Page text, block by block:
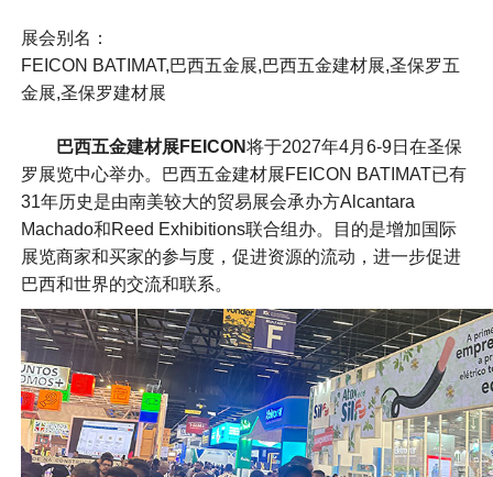
展会别名：
FEICON BATIMAT,巴西五金展,巴西五金建材展,圣保罗五
金展,圣保罗建材展
巴西五金建材展FEICON将于2027年4月6-9日在圣保
罗展览中心举办。巴西五金建材展FEICON BATIMAT已有
31年历史是由南美较大的贸易展会承办方Alcantara
Machado和Reed Exhibitions联合组办。目的是增加国际
展览商家和买家的参与度，促进资源的流动，进一步促进
巴西和世界的交流和联系。